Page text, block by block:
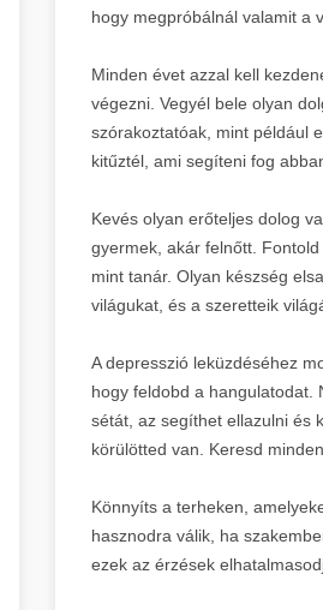
hogy megpróbálnál valamit a
Minden évet azzal kell
végezni. Vegyél bele olyan
szórakoztatóak, mint például
kitűztél, ami segíteni fog
Kevés olyan erőteljes dolog
gyermek, akár felnőtt.
mint tanár. Olyan készség
világukat, és a szeretteik
A depresszió leküzdéséhez
hogy feldobd a hangulatodat.
sétát, az segíthet ellazulni és
körülötted van. Keresd
Könnyíts a terheken,
hasznodra válik, ha
ezek az érzések